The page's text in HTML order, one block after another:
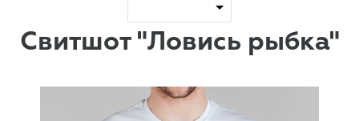
Свитшот "Ловись рыбка"